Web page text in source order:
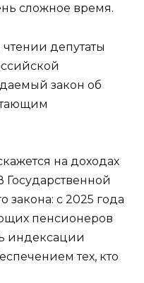
сложное время.
депутаты
закон об
на доходах
закона: с 2025 года
пенсионеров
индексации
тех, кто